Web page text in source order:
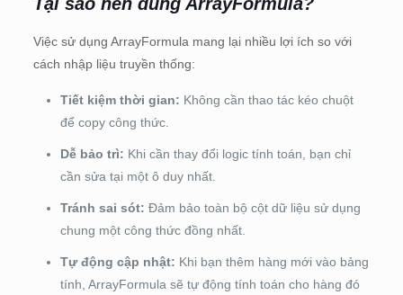
Việc sử dụng ArrayFormula mang lại nhiều lợi ích so với
cách nhập liệu truyền thống:
Tiết kiệm thời gian: Không cần thao tác kéo chuột
để copy công thức.
Dễ bảo trì: Khi cần thay đổi logic tính toán, bạn chỉ
cần sửa tại một ô duy nhất.
Tránh sai sót: Đảm bảo toàn bộ cột dữ liệu sử dụng
chung một công thức đồng nhất.
Tự động cập nhật: Khi bạn thêm hàng mới vào bảng
tính, ArrayFormula sẽ tự động tính toán cho hàng đó